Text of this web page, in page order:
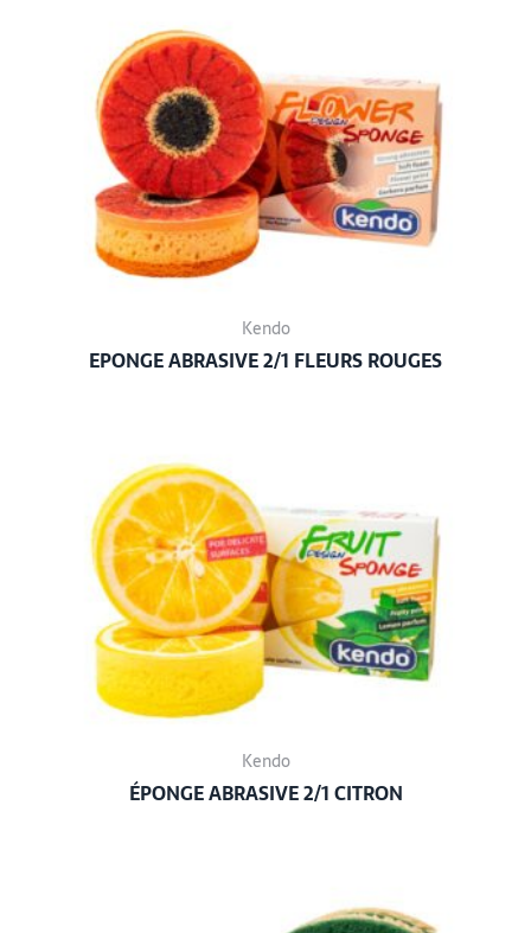
Kendo
EPONGE ABRASIVE 2/1 FLEURS ROUGES
Kendo
ÉPONGE ABRASIVE 2/1 CITRON